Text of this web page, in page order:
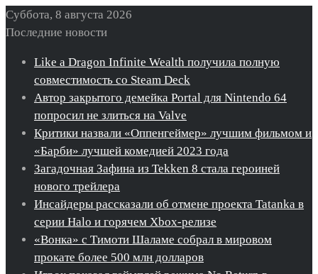
Суббота, 8 августа 2026
Последние новости
Like a Dragon Infinite Wealth получила полную
совместимость со Steam Deck
Автор закрытого демейка Portal для Nintendo 64
попросил не злиться на Valve
Критики назвали «Оппенгеймер» лучшим фильмом и
«Барби» лучшей комедией 2023 года
Загадочная Зафина из Tekken 8 стала героиней
нового трейлера
Инсайдеры рассказали об отмене проекта Tatanka в
серии Halo и горячем Xbox-релизе
«Вонка» с Тимоти Шаламе собрал в мировом
прокате более 500 млн долларов